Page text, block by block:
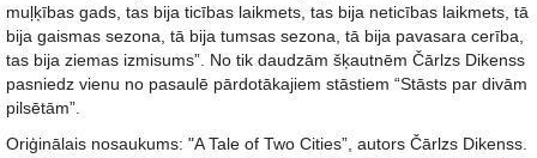
muļķības gads, tas bija ticības laikmets, tas bija neticības laikmets, tā
bija gaismas sezona, tā bija tumsas sezona, tā bija pavasara cerība,
tas bija ziemas izmisums”. No tik daudzām šķautnēm Čārlzs Dikenss
pasniedz vienu no pasaulē pārdotākajiem stāstiem “Stāsts par divām
pilsētām”.
Oriģinālais nosaukums: "A Tale of Two Cities”, autors Čārlzs Dikenss.